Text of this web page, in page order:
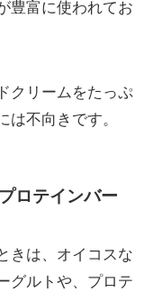
豊富に使われてお
クリームをたっぷ
は不向きです。
ロテインバー
きは、オイコスな
グルトや、プロテ